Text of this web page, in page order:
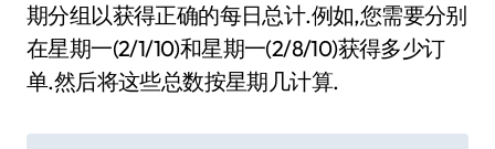
期分组以获得正确的每日总计.例如,您需要分别
在星期一(2/1/10)和星期一(2/8/10)获得多少订
单.然后将这些总数按星期几计算.